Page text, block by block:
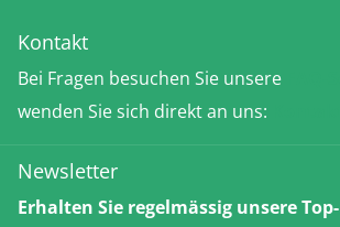
Kontakt
Bei Fragen besuchen Sie unsere
wenden Sie sich direkt an uns:
Newsletter
Erhalten Sie regelmässig unsere Top-